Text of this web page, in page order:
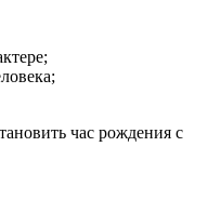
час рождения с